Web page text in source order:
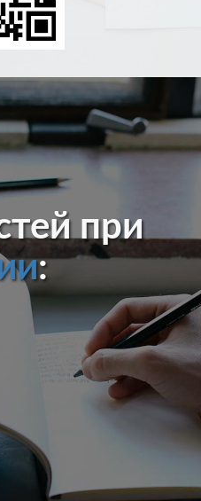
при
: